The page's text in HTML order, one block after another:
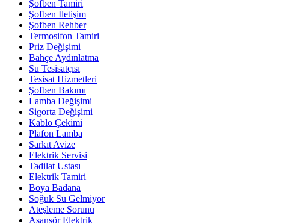
Şofben Tamiri
Şofben İletişim
Şofben Rehber
Termosifon Tamiri
Priz Değişimi
Bahçe Aydınlatma
Su Tesisatçısı
Tesisat Hizmetleri
Şofben Bakımı
Lamba Değişimi
Sigorta Değişimi
Kablo Çekimi
Plafon Lamba
Sarkıt Avize
Elektrik Servisi
Tadilat Ustası
Elektrik Tamiri
Boya Badana
Soğuk Su Gelmiyor
Ateşleme Sorunu
Asansör Elektrik